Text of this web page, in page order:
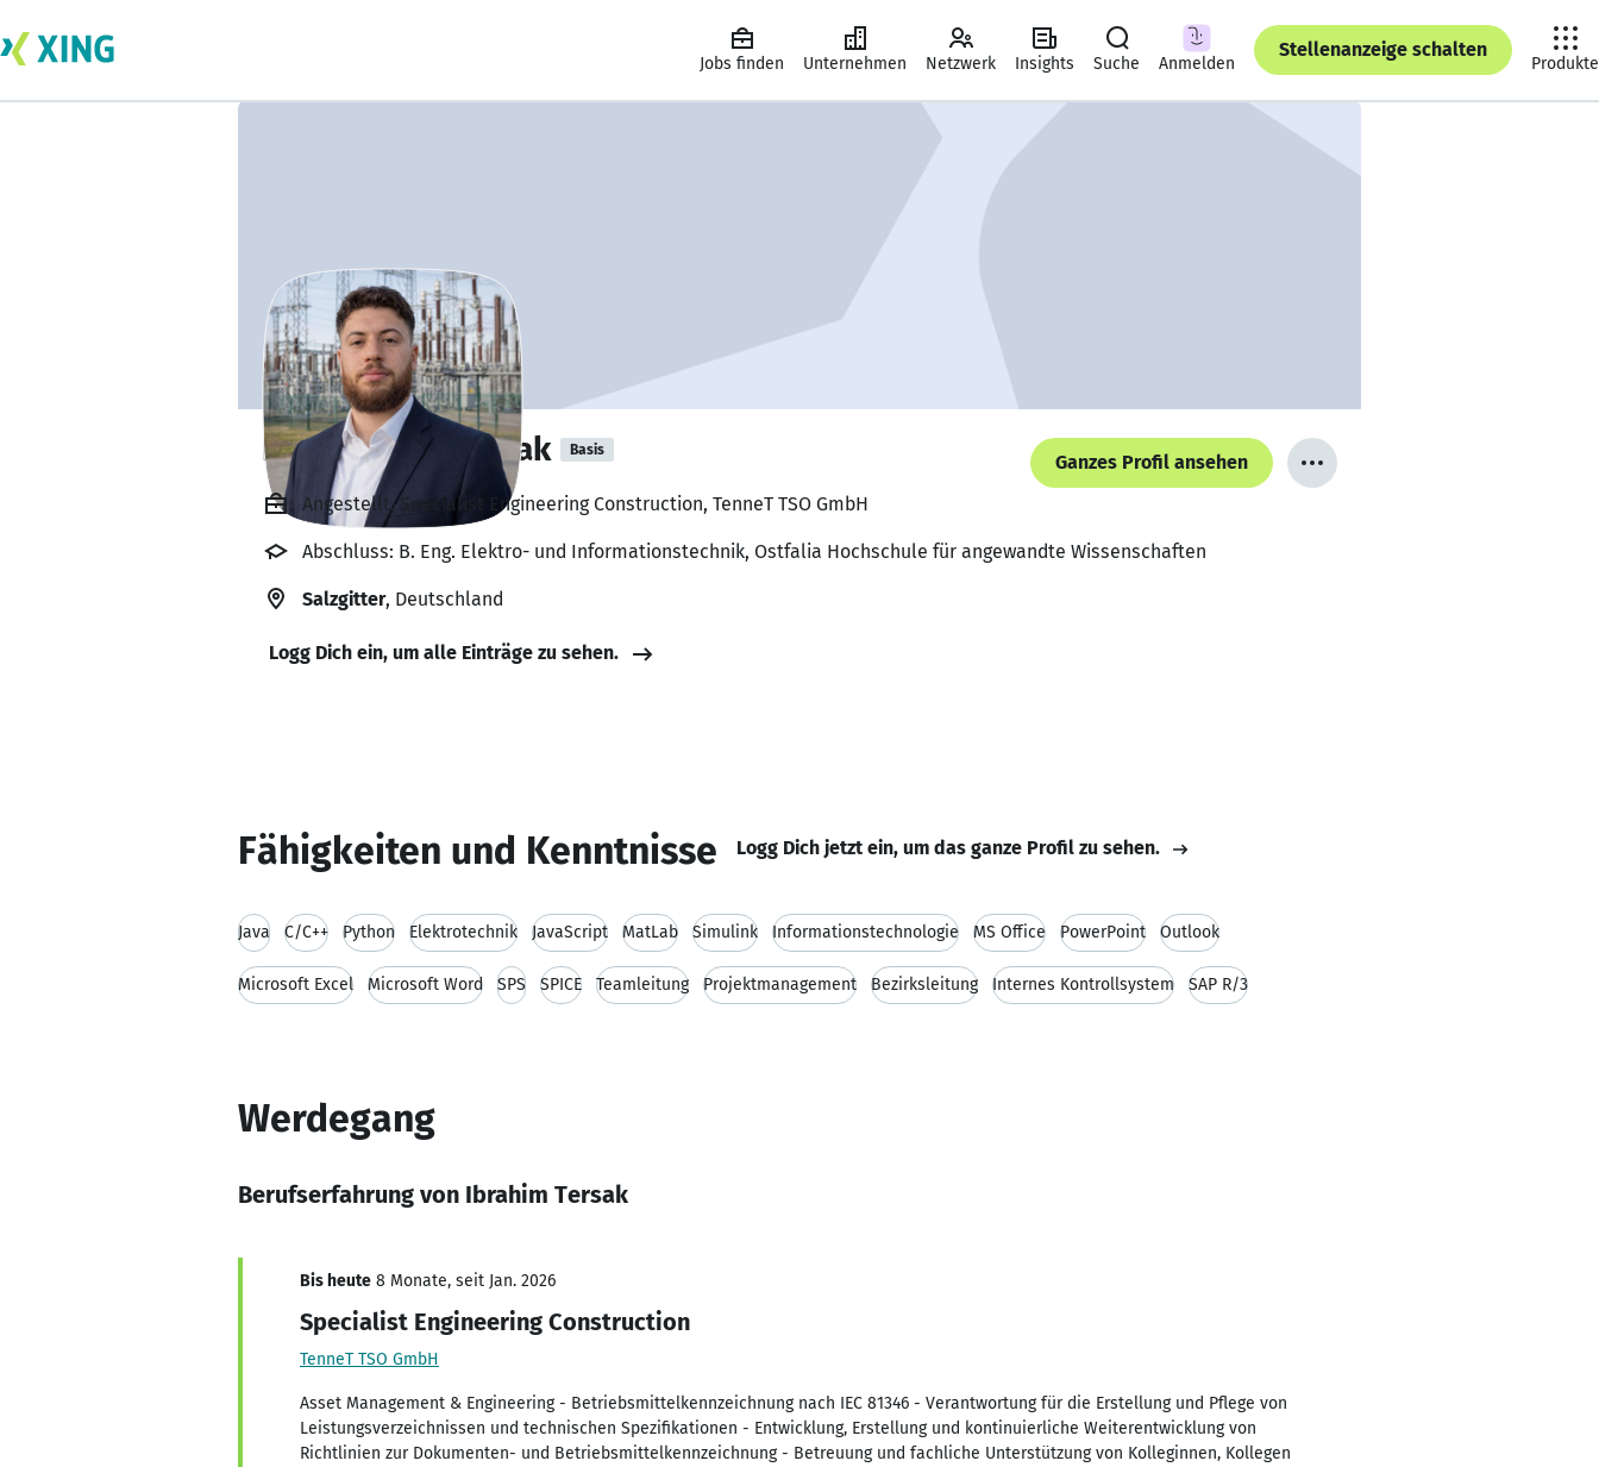
Jobs finden Unternehmen Netzwerk Insights Suche Anmelden
Stellenanzeige schalten
Produkte
Ing. Ibrahim Tersak Basis
Ganzes Profil ansehen
Angestellt, Specialist Engineering Construction, TenneT TSO GmbH
Abschluss: B. Eng. Elektro- und Informationstechnik, Ostfalia Hochschule für angewandte Wissenschaften
Salzgitter, Deutschland
Logg Dich ein, um alle Einträge zu sehen.
Fähigkeiten und Kenntnisse Logg Dich jetzt ein, um das ganze Profil zu sehen.
Java C/C++ Python Elektrotechnik JavaScript MatLab Simulink Informationstechnologie MS Office PowerPoint Outlook
Microsoft Excel Microsoft Word SPS SPICE Teamleitung Projektmanagement Bezirksleitung Internes Kontrollsystem SAP R/3
Werdegang
Berufserfahrung von Ibrahim Tersak
Bis heute 8 Monate, seit Jan. 2026
Specialist Engineering Construction
TenneT TSO GmbH
Asset Management & Engineering - Betriebsmittelkennzeichnung nach IEC 81346 - Verantwortung für die Erstellung und Pflege von
Leistungsverzeichnissen und technischen Spezifikationen - Entwicklung, Erstellung und kontinuierliche Weiterentwicklung von
Richtlinien zur Dokumenten- und Betriebsmittelkennzeichnung - Betreuung und fachliche Unterstützung von Kolleginnen, Kollegen